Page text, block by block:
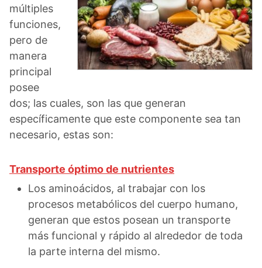
múltiples
funciones,
pero de
manera
principal
posee
dos; las cuales, son las que generan
específicamente que este componente sea tan
necesario, estas son:
Transporte óptimo de nutrientes
Los aminoácidos, al trabajar con los
procesos metabólicos del cuerpo humano,
generan que estos posean un transporte
más funcional y rápido al alrededor de toda
la parte interna del mismo.